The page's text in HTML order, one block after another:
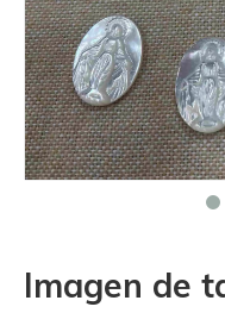
Imagen de